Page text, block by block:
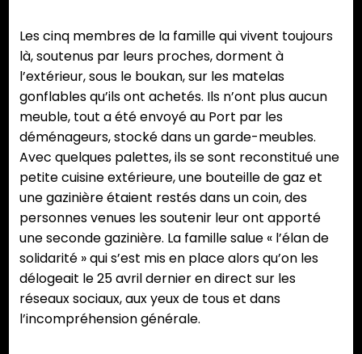
Les cinq membres de la famille qui vivent toujours
là, soutenus par leurs proches, dorment à
l’extérieur, sous le boukan, sur les matelas
gonflables qu’ils ont achetés. Ils n’ont plus aucun
meuble, tout a été envoyé au Port par les
déménageurs, stocké dans un garde-meubles.
Avec quelques palettes, ils se sont reconstitué une
petite cuisine extérieure, une bouteille de gaz et
une gazinière étaient restés dans un coin, des
personnes venues les soutenir leur ont apporté
une seconde gazinière. La famille salue « l’élan de
solidarité » qui s’est mis en place alors qu’on les
délogeait le 25 avril dernier en direct sur les
réseaux sociaux, aux yeux de tous et dans
l’incompréhension générale.